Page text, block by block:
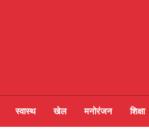
स्वास्थ खेल मनोरंजन शिक्षा